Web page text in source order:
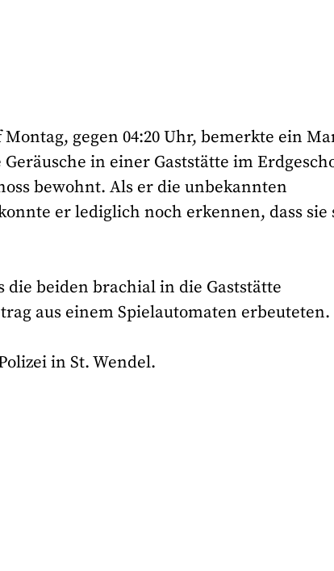
gegen 04:20 Uhr, bemerkte ein
in einer Gaststätte im
bewohnt. Als er die unbekannten
er lediglich noch erkennen, dass sie
beiden brachial in die Gaststätte
aus einem Spielautomaten erbeuteten.
in St. Wendel.